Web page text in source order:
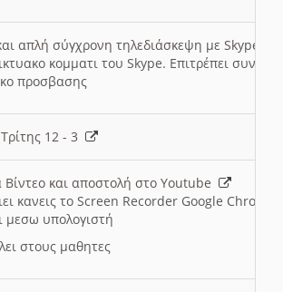
απλή σύγχρονη τηλεδιάσκεψη με Skype
κομματι του Skype. Επιτρέπει
προσβασης
12 - 3
Βίντεο και αποστολή στο Youtube
κανεις το Screen Recorder Google Chrome
μεσω υπολογιστή
στους μαθητες